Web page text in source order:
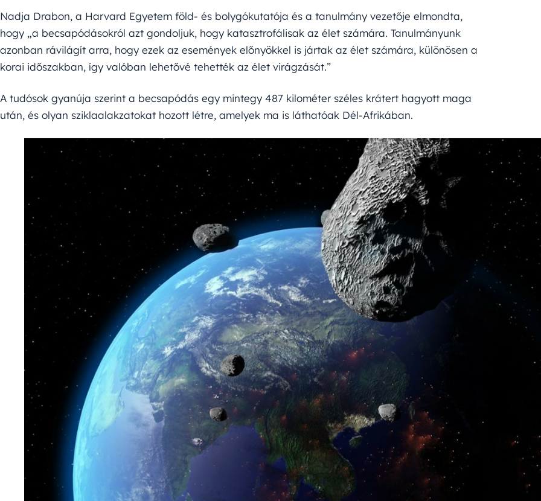
Nadja Drabon, a Harvard Egyetem föld- és bolygókutatója és a tanulmány vezetője elmondta,
hogy „a becsapódásokról azt gondoljuk, hogy katasztrofálisak az élet számára. Tanulmányunk
azonban rávilágít arra, hogy ezek az események előnyökkel is jártak az élet számára, különösen a
korai időszakban, így valóban lehetővé tehették az élet virágzását.”
A tudósok gyanúja szerint a becsapódás egy mintegy 487 kilométer széles krátert hagyott maga
után, és olyan sziklaalakzatokat hozott létre, amelyek ma is láthatóak Dél-Afrikában.